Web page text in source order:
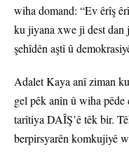
wiha domand: “Ev êrîş
ku jiyana xwe ji dest dan
şehîdên aştî û
Adalet Kaya anî ziman
gel pêk anîn û wiha
tarîtiya DAÎŞ’ê têk bir.
berpirsyarên komkujiyê